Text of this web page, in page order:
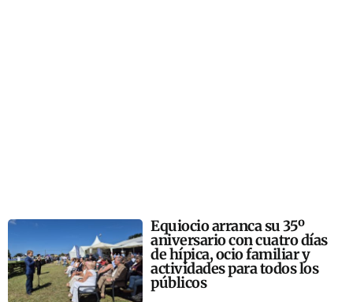
Equiocio arranca su 35º
aniversario con cuatro días
de hípica, ocio familiar y
actividades para todos los
públicos